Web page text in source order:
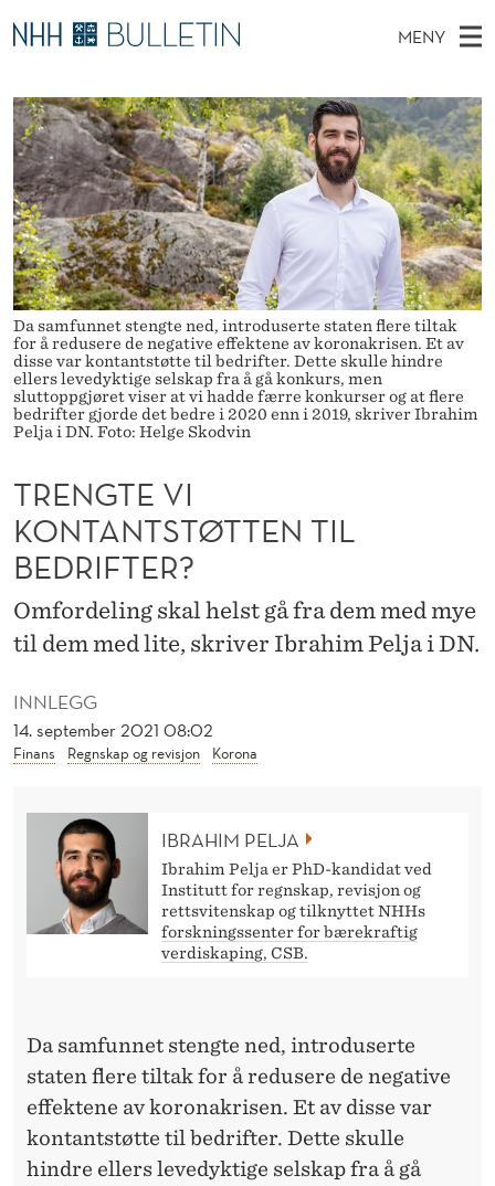
T
R
E
N
G
T
E
V
K
O
A
N
T
T
Ø
MENY
O
V
E
D
M
E
N
Y
Ø
K
I
N
E
T
T
S
T
E
D
E
T
Stipendiater og nye forskerprofiler
Disputaser
Ekspertutvalg
Om Bulletin
Da samfunnet stengte ned, introduserte staten flere tiltak
for å redusere de negative effektene av koronakrisen. Et av
disse var kontantstøtte til bedrifter. Dette skulle hindre
ellers levedyktige selskap fra å gå konkurs, men
sluttoppgjøret viser at vi hadde færre konkurser og at flere
bedrifter gjorde det bedre i 2020 enn i 2019, skriver Ibrahim
Pelja i DN. Foto: Helge Skodvin
INNLEGG
14. september 2021 08:02
Finans Regnskap og revisjon Korona
TRENGTE VI
KONTANTSTØTTEN TIL
BEDRIFTER?
Omfordeling skal helst gå fra dem med mye
til dem med lite, skriver Ibrahim Pelja i DN.
IBRAHIM PELJA
Ibrahim Pelja er PhD-kandidat ved
Institutt for regnskap, revisjon og
rettsvitenskap og tilknyttet NHHs
forskningssenter for bærekraftig
verdiskaping, CSB.
Da samfunnet stengte ned, introduserte
staten flere tiltak for å redusere de negative
effektene av koronakrisen. Et av disse var
kontantstøtte til bedrifter. Dette skulle
hindre ellers levedyktige selskap fra å gå